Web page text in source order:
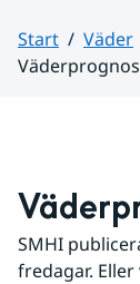
Start Väder
Väderprognos
SMHI
fredagar.